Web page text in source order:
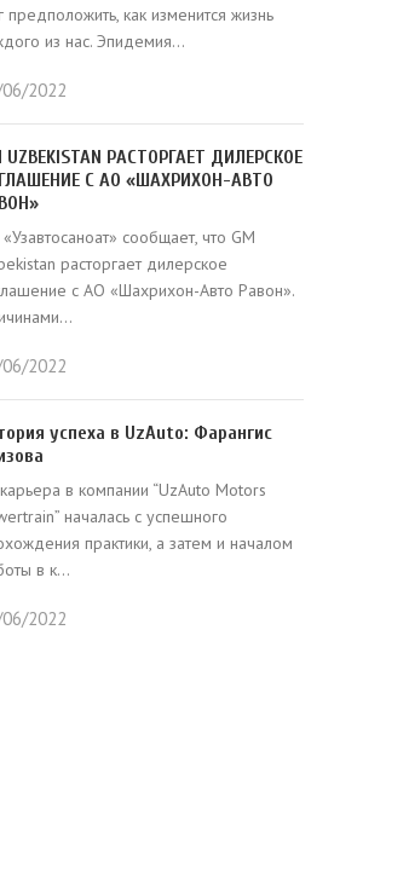
предположить, как изменится жизнь
из нас. Эпидемия...
2022
UZBEKISTAN РАСТОРГАЕТ ДИЛЕРСКОЕ
С АО «ШАХРИХОН-АВТО
сообщает, что GM
расторгает дилерское
с АО «Шахрихон-Авто Равон».
2022
успеха в UzAuto: Фарангис
в компании “UzAuto Motors
началась с успешного
практики, а затем и началом
в к...
2022